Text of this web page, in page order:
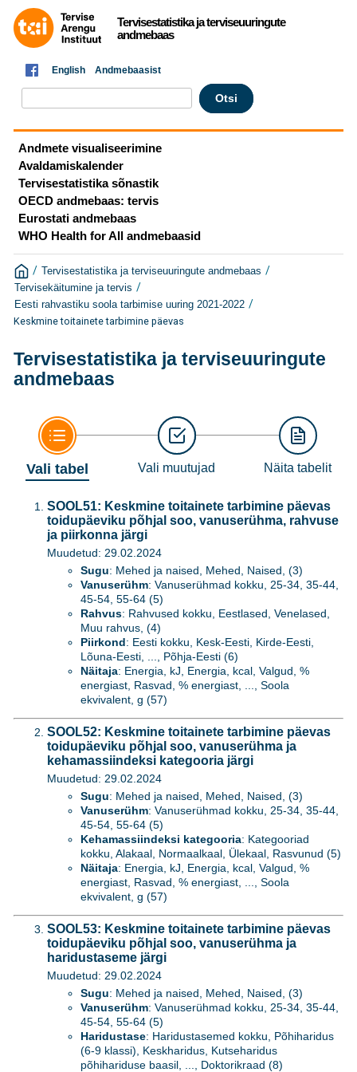
Tervisestatistika ja terviseuuringute
andmebaas
English Andmebaasist
Andmete visualiseerimine
Avaldamiskalender
Tervisestatistika sõnastik
OECD andmebaas: tervis
Eurostati andmebaas
WHO Health for All andmebaasid
/ Tervisestatistika ja terviseuuringute andmebaas /
Tervisekäitumine ja tervis /
Eesti rahvastiku soola tarbimise uuring 2021-2022 /
Keskmine toitainete tarbimine päevas
Tervisestatistika ja terviseuuringute
andmebaas
Vali tabel Vali muutujad Näita tabelit
SOOL51: Keskmine toitainete tarbimine päevas
toidupäeviku põhjal soo, vanuserühma, rahvuse
ja piirkonna järgi
Muudetud: 29.02.2024
Sugu: Mehed ja naised, Mehed, Naised, (3)
Vanuserühm: Vanuserühmad kokku, 25-34, 35-44,
45-54, 55-64 (5)
Rahvus: Rahvused kokku, Eestlased, Venelased,
Muu rahvus, (4)
Piirkond: Eesti kokku, Kesk-Eesti, Kirde-Eesti,
Lõuna-Eesti, ..., Põhja-Eesti (6)
Näitaja: Energia, kJ, Energia, kcal, Valgud, %
energiast, Rasvad, % energiast, ..., Soola
ekvivalent, g (57)
SOOL52: Keskmine toitainete tarbimine päevas
toidupäeviku põhjal soo, vanuserühma ja
kehamassiindeksi kategooria järgi
Muudetud: 29.02.2024
Sugu: Mehed ja naised, Mehed, Naised, (3)
Vanuserühm: Vanuserühmad kokku, 25-34, 35-44,
45-54, 55-64 (5)
Kehamassiindeksi kategooria: Kategooriad
kokku, Alakaal, Normaalkaal, Ülekaal, Rasvunud (5)
Näitaja: Energia, kJ, Energia, kcal, Valgud, %
energiast, Rasvad, % energiast, ..., Soola
ekvivalent, g (57)
SOOL53: Keskmine toitainete tarbimine päevas
toidupäeviku põhjal soo, vanuserühma ja
haridustaseme järgi
Muudetud: 29.02.2024
Sugu: Mehed ja naised, Mehed, Naised, (3)
Vanuserühm: Vanuserühmad kokku, 25-34, 35-44,
45-54, 55-64 (5)
Haridustase: Haridustasemed kokku, Põhiharidus
(6-9 klassi), Keskharidus, Kutseharidus
põhihariduse baasil, ..., Doktorikraad (8)